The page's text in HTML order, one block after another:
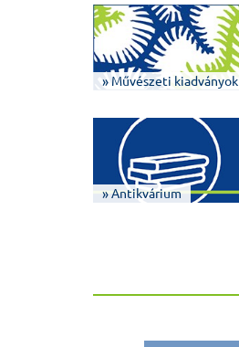
» Művészeti kiadványok
» Antikvárium